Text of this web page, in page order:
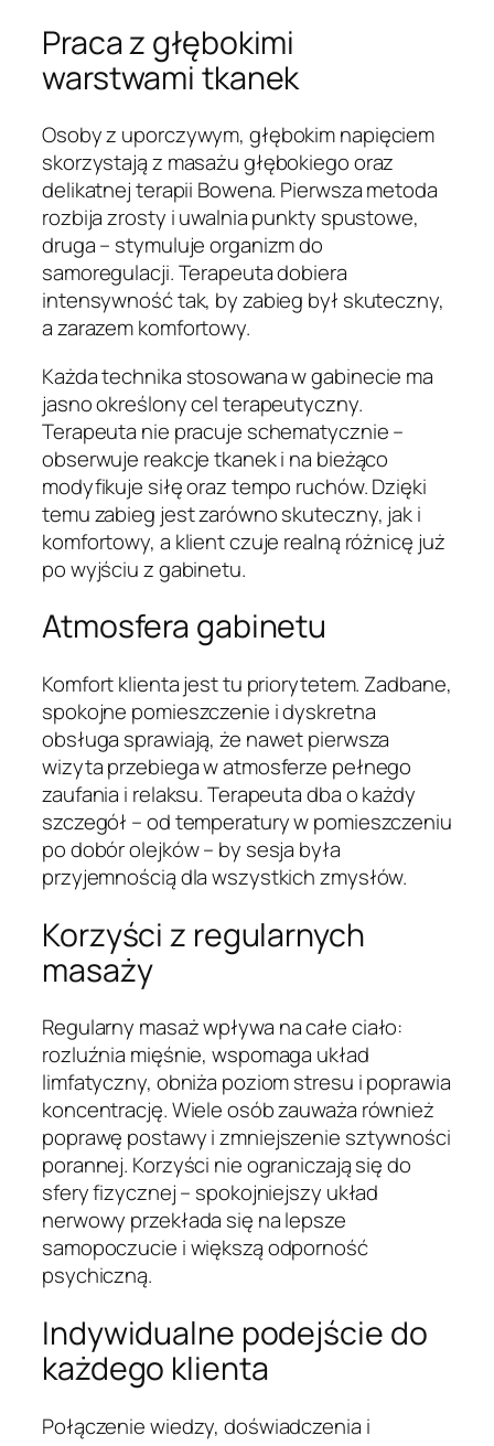
Praca z głębokimi
warstwami tkanek
Osoby z uporczywym, głębokim napięciem
skorzystają z masażu głębokiego oraz
delikatnej terapii Bowena. Pierwsza metoda
rozbija zrosty i uwalnia punkty spustowe,
druga – stymuluje organizm do
samoregulacji. Terapeuta dobiera
intensywność tak, by zabieg był skuteczny,
a zarazem komfortowy.
Każda technika stosowana w gabinecie ma
jasno określony cel terapeutyczny.
Terapeuta nie pracuje schematycznie –
obserwuje reakcje tkanek i na bieżąco
modyfikuje siłę oraz tempo ruchów. Dzięki
temu zabieg jest zarówno skuteczny, jak i
komfortowy, a klient czuje realną różnicę już
po wyjściu z gabinetu.
Atmosfera gabinetu
Komfort klienta jest tu priorytetem. Zadbane,
spokojne pomieszczenie i dyskretna
obsługa sprawiają, że nawet pierwsza
wizyta przebiega w atmosferze pełnego
zaufania i relaksu. Terapeuta dba o każdy
szczegół – od temperatury w pomieszczeniu
po dobór olejków – by sesja była
przyjemnością dla wszystkich zmysłów.
Korzyści z regularnych
masaży
Regularny masaż wpływa na całe ciało:
rozluźnia mięśnie, wspomaga układ
limfatyczny, obniża poziom stresu i poprawia
koncentrację. Wiele osób zauważa również
poprawę postawy i zmniejszenie sztywności
porannej. Korzyści nie ograniczają się do
sfery fizycznej – spokojniejszy układ
nerwowy przekłada się na lepsze
samopoczucie i większą odporność
psychiczną.
Indywidualne podejście do
każdego klienta
Połączenie wiedzy, doświadczenia i